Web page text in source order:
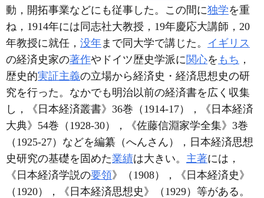
動，開拓事業などにも従事した。この間に独学を重
ね，1914年には同志社大教授，19年慶応大講師，20
年教授に就任， 没年 まで同大学で講じた。 イギリス
の経済史家の著作やドイツ歴史学派に 関心を もち ，
歴史的実証主義の立場から経済史・経済思想史の研
究を行った。なかでも明治以前の経済書を広く収集
し，《日本経済叢書》36巻（1914-17），《日本経済
大典》54巻（1928-30），《佐藤信淵家学全集》3巻
（1925-27）などを編纂（へんさん），日本経済思想
史研究の基礎を固めた業績は大きい。 主著には，
《日本経済学説の要領》（1908），《日本経済史》
（1920），《日本経済思想史》（1929）等がある。